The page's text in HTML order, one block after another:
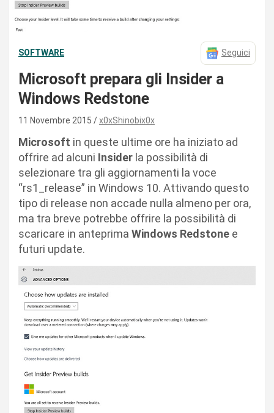
SOFTWARE Seguici
Microsoft prepara gli Insider a
Windows Redstone
11 Novembre 2015 x0xShinobix0x
Microsoft in queste ultime ore ha iniziato ad
offrire ad alcuni Insider la possibilità di
selezionare tra gli aggiornamenti la voce
“rs1_release” in Windows 10. Attivando questo
tipo di release non accade nulla almeno per ora,
ma tra breve potrebbe offrire la possibilità di
scaricare in anteprima Windows Redstone e
futuri update.